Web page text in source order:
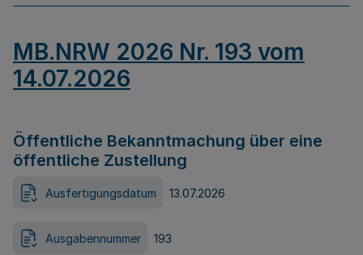
MB.NRW 2026 Nr. 193 vom
14.07.2026
Öffentliche Bekanntmachung über eine
öffentliche Zustellung
Ausfertigungsdatum 13.07.2026
Ausgabennummer 193